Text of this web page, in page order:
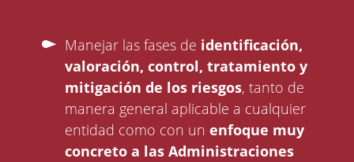
Manejar las fases de identificación,
valoración, control, tratamiento y
mitigación de los riesgos, tanto de
manera general aplicable a cualquier
entidad como con unenfoque muy
concreto a las Administraciones